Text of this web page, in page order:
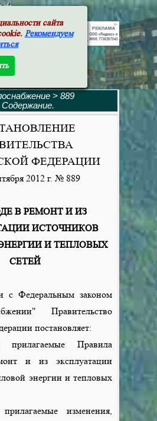
> 889
ФЕДЕРАЦИИ
2012 г. № 889
В РЕМОНТ И ИЗ
ИСТОЧНИКОВ
И ТЕПЛОВЫХ
СЕТЕЙ
с Федеральным законом
Правительство
постановляет:
прилагаемые Правила
и из эксплуатации
энергии и тепловых
изменения,
сайта
Рекомендуем